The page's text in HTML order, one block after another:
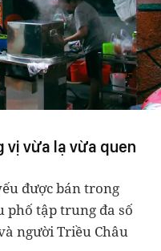
vị vừa lạ vừa quen
được bán trong
phố tập trung đa số
người Triều Châu